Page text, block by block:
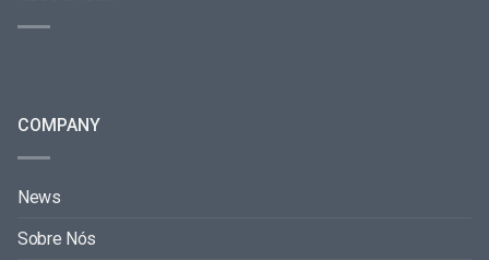
COMPANY
News
Sobre Nós